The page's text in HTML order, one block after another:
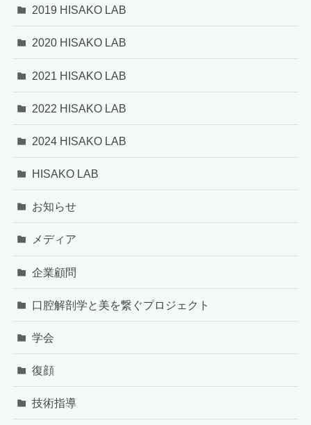
2019 HISAKO LAB
2020 HISAKO LAB
2021 HISAKO LAB
2022 HISAKO LAB
2024 HISAKO LAB
HISAKO LAB
お知らせ
メディア
企業顧問
口腔解剖学と美を繋ぐプロジェクト
学会
復顔
技術指導